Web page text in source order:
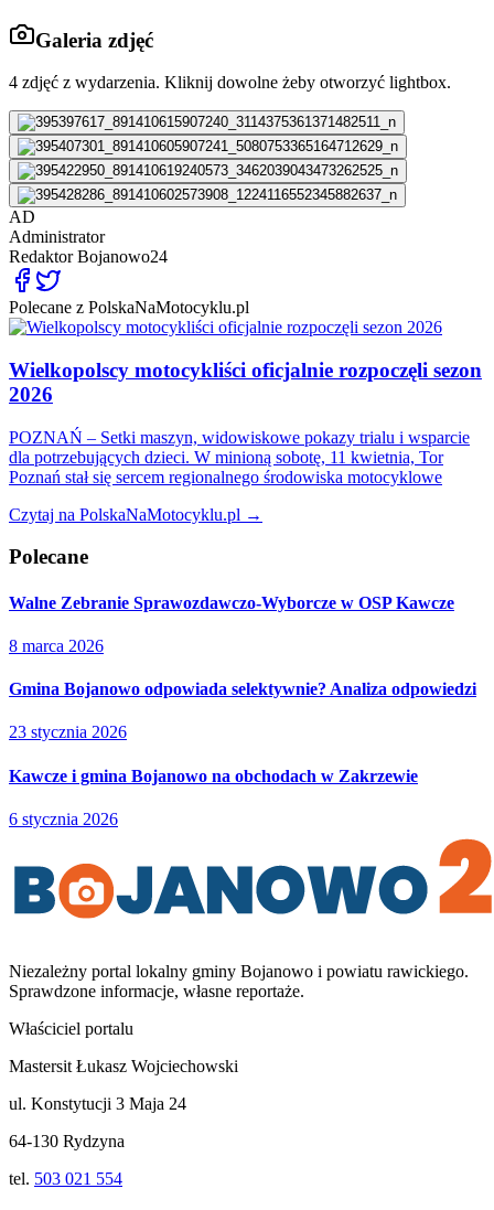
Galeria zdjęć
4 zdjęć z wydarzenia. Kliknij dowolne żeby otworzyć lightbox.
AD
Administrator
RedaktorBojanowo24
Polecane z PolskaNaMotocyklu.pl
Wielkopolscy motocykliści oficjalnie rozpoczęli sezon
2026
POZNAŃ – Setki maszyn, widowiskowe pokazy trialu i wsparcie
dla potrzebujących dzieci. W minioną sobotę, 11 kwietnia, Tor
Poznań stał się sercem regionalnego środowiska motocyklowe
Czytaj na PolskaNaMotocyklu.pl →
Polecane
Walne Zebranie Sprawozdawczo-Wyborcze w OSP Kawcze
8 marca 2026
Gmina Bojanowo odpowiada selektywnie? Analiza odpowiedzi
23 stycznia 2026
Kawcze i gmina Bojanowo na obchodach w Zakrzewie
6 stycznia 2026
Niezależny portal lokalny gminy Bojanowo i powiatu rawickiego.
Sprawdzone informacje, własne reportaże.
Właściciel portalu
Mastersit Łukasz Wojciechowski
ul. Konstytucji 3 Maja 24
64-130 Rydzyna
tel. 503 021 554